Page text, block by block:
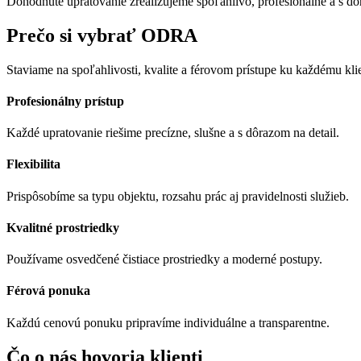
Prečo si vybrať ODRA
Staviame na spoľahlivosti, kvalite a férovom prístupe ku každému
Profesionálny prístup
Každé upratovanie riešime precízne, slušne a s dôrazom na detail.
Flexibilita
Prispôsobíme sa typu objektu, rozsahu prác aj pravidelnosti služieb.
Kvalitné prostriedky
Používame osvedčené čistiace prostriedky a moderné postupy.
Férová ponuka
Každú cenovú ponuku pripravíme individuálne a transparentne.
Čo o nás hovoria klienti